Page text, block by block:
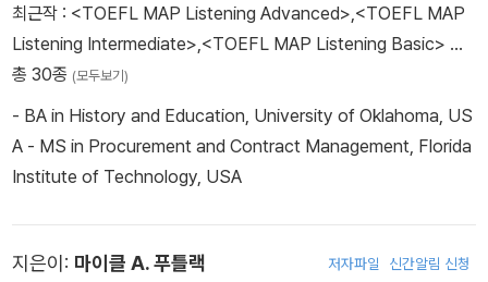
최근작 : <TOEFL MAP Listening Advanced> <TOEFL MAP
Listening Intermediate> <TOEFL MAP Listening Basic> …
총 30종 (모두보기)
- BA in History and Education, University of Oklahoma, US
A - MS in Procurement and Contract Management, Florida
Institute of Technology, USA
지은이: 마이클 A. 푸틀랙 저자파일 신간알림 신청